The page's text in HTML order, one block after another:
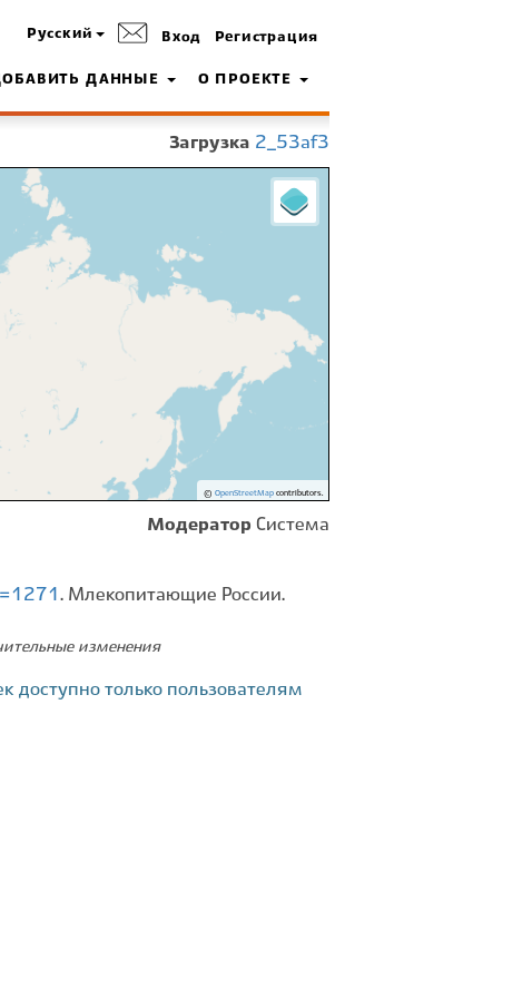
Русский Вход Регистрация
ДАННЫЕ О ПРОЕКТЕ
Загрузка 2_53af3
© OpenStreetMapcontributors.
Модератор Система
. Млекопитающие России.
изменения
доступно только пользователям